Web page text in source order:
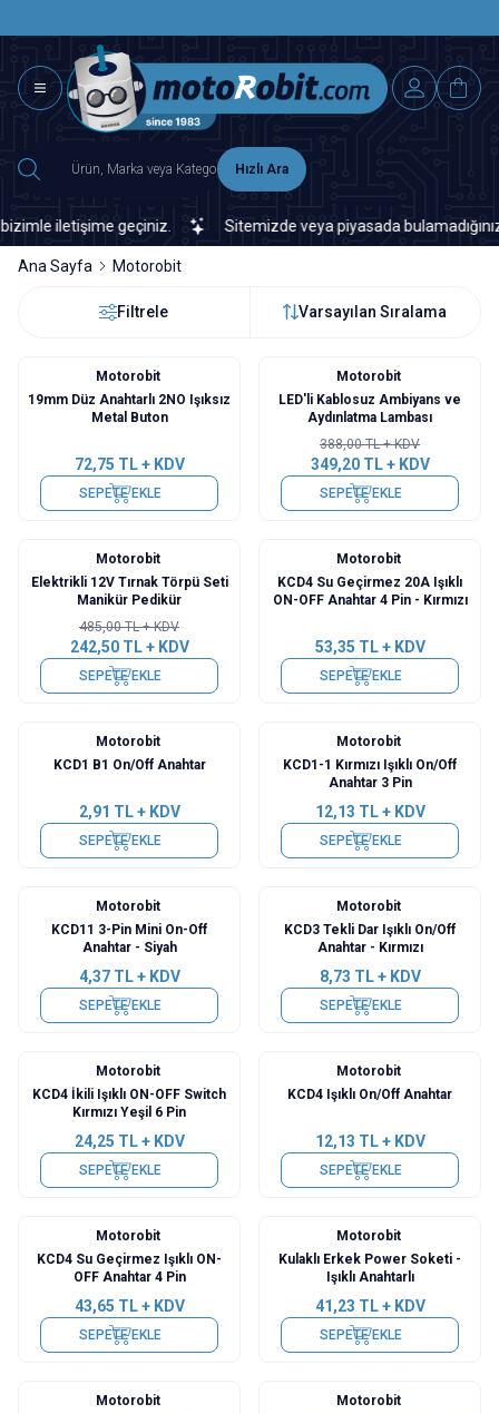
Hızlı Ara
iletişime geçiniz. Sitemizde veya piyasada bulamadığınız
Ana Sayfa Motorobit
Filtrele Varsayılan Sıralama
Motorobit
19mm Düz Anahtarlı 2NO Işıksız
Metal Buton
72,75 TL + KDV
SEPETE EKLE
Motorobit
LED'li Kablosuz Ambiyans ve
Aydınlatma Lambası
388,00TL + KDV
349,20TL + KDV
SEPETE EKLE
Motorobit
Elektrikli 12V Tırnak Törpü Seti
Manikür Pedikür
485,00TL + KDV
242,50TL + KDV
SEPETE EKLE
Motorobit
KCD4 Su Geçirmez 20A Işıklı
ON-OFF Anahtar 4 Pin - Kırmızı
53,35 TL + KDV
SEPETE EKLE
Motorobit
KCD1 B1 On/Off Anahtar
2,91 TL + KDV
SEPETE EKLE
Motorobit
KCD1-1 Kırmızı Işıklı On/Off
Anahtar 3 Pin
12,13 TL + KDV
SEPETE EKLE
Motorobit
KCD11 3-Pin Mini On-Off
Anahtar - Siyah
4,37TL + KDV
SEPETE EKLE
Motorobit
KCD3 Tekli Dar Işıklı On/Off
Anahtar - Kırmızı
8,73 TL + KDV
SEPETE EKLE
Motorobit
KCD4 İkili Işıklı ON-OFF Switch
Kırmızı Yeşil 6 Pin
24,25 TL + KDV
SEPETE EKLE
Motorobit
KCD4 Işıklı On/Off Anahtar
12,13 TL + KDV
SEPETE EKLE
Motorobit
KCD4 Su Geçirmez Işıklı ON-
OFF Anahtar 4 Pin
43,65 TL + KDV
SEPETE EKLE
Motorobit
Kulaklı Erkek Power Soketi -
Işıklı Anahtarlı
41,23 TL + KDV
SEPETE EKLE
Motorobit
Motorobit